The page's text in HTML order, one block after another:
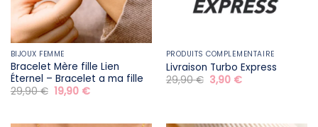
BIJOUX FEMME
Bracelet Mère fille​ Lien
Éternel – Bracelet a ma fille
29,90€ Le
prix
19,90 €Le
PRODUITS COMPLÉMENTAIRE
Livraison Turbo Express
29,90€ Le
prix
3,90 €Le